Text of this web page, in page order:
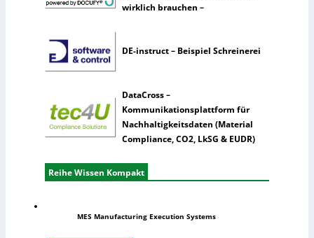
wirklich brauchen –
DE-instruct – Beispiel Schreinerei
DataCross –
Kommunikationsplattform für
Nachhaltigkeitsdaten (Material
Compliance, CO2, LkSG & EUDR)
Reihe Wissen Kompakt
MES Manufacturing Execution Systems